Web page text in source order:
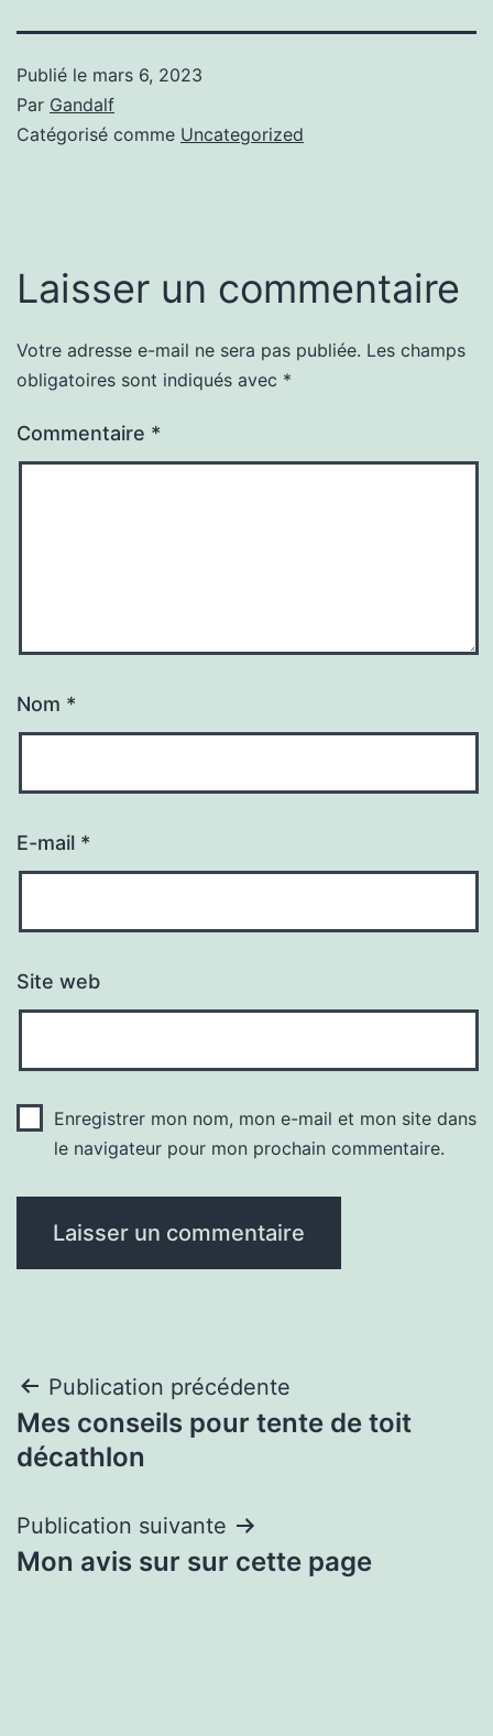
Publié le mars 6, 2023
Par Gandalf
Catégorisé comme Uncategorized
Laisser un commentaire
Votre adresse e-mail ne sera pas publiée. Les champs
obligatoires sont indiqués avec *
Commentaire *
Nom *
E-mail *
Site web
Enregistrer mon nom, mon e-mail et mon site dans
le navigateur pour mon prochain commentaire.
Navigation
de
Publication précédente
Mes conseils pour tente de toit
décathlon
Publication suivante
Mon avis sur sur cette page